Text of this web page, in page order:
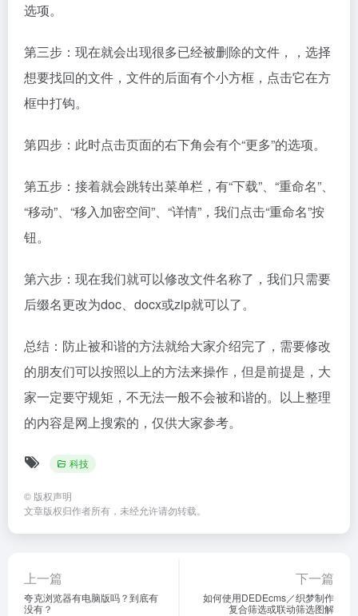
选项。
第三步：现在就会出现很多已经被删除的文件，，选择
想要找回的文件，文件的后面有个小方框，点击它在方
框中打钩。
第四步：此时点击页面的右下角会有个“更多”的选项。
第五步：接着就会跳转出菜单栏，有“下载”、“重命名”、
“移动”、“移入加密空间”、“详情”，我们点击“重命名”按
钮。
第六步：现在我们就可以修改文件名称了，我们只需要
后缀名更改为doc、docx或zip就可以了。
总结：防止被和谐的方法就给大家介绍完了，需要修改
的朋友们可以按照以上的方法来操作，但是前提是，大
家一定要守规矩，不无法一般不会被和谐的。以上整理
的内容是网上搜索的，仅供大家参考。
科技
© 版权声明
文章版权归作者所有，未经允许请勿转载。
上一篇
夸克浏览器有电脑版吗？到底有
没有？
下一篇
如何使用DEDEcms／织梦制作
复合筛选或联动筛选图解